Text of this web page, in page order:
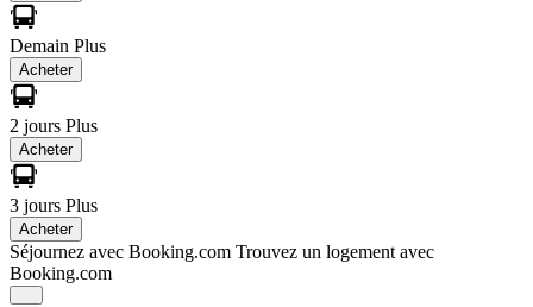
Demain Plus
Acheter
2 jours Plus
Acheter
3 jours Plus
Acheter
Séjournez avec Booking.com Trouvez un logement avec
Booking.com